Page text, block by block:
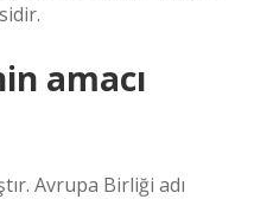
amacı
Avrupa Birliği adı